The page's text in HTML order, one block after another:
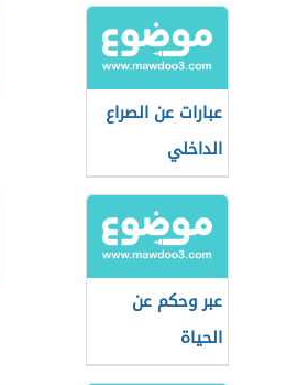
عبارات عن الصراع
الداخلي
عبر وحكم عن
الحياة